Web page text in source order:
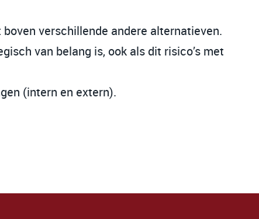
verschillende andere alternatieven.
van belang is, ook als dit risico’s met
(intern en extern).